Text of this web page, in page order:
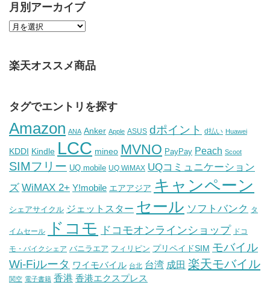
月別アーカイブ
楽天オススメ商品
タグでエントリを探す
Amazon ANA Anker Apple ASUS dポイント d払い Huawei
KDDI Kindle LCC mineo MVNO PayPay Peach Scoot
SIMフリー UQ mobile UQ WiMAX UQコミュニケーション
ズ WiMAX 2+ Y!mobile エアアジア キャンペーン
シェアサイクル ジェットスター セール ソフトバンク タ
イムセール ドコモ ドコモオンラインショップ ドコ
モ・バイクシェア バニラエア フィリピン プリペイドSIM モバイル
Wi-Fiルータ ワイモバイル 台北 台湾 成田 楽天モバイル
関空 電子書籍 香港 香港エクスプレス